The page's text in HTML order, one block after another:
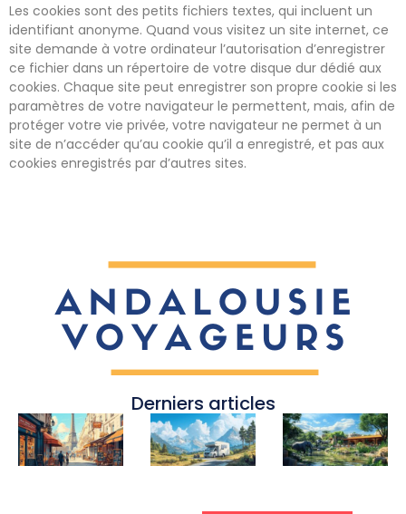
Les cookies sont des petits fichiers textes, qui incluent un
identifiant anonyme. Quand vous visitez un site internet, ce
site demande à votre ordinateur l’autorisation d’enregistrer
ce fichier dans un répertoire de votre disque dur dédié aux
cookies. Chaque site peut enregistrer son propre cookie si les
paramètres de votre navigateur le permettent, mais, afin de
protéger votre vie privée, votre navigateur ne permet à un
site de n’accéder qu’au cookie qu’il a enregistré, et pas aux
cookies enregistrés par d’autres sites.
Derniers articles